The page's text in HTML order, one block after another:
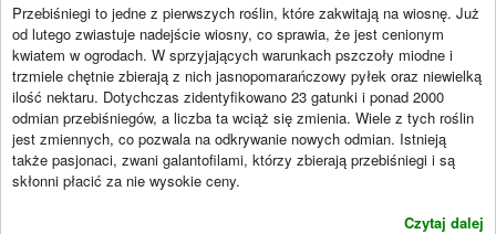
Przebiśniegi to jedne z pierwszych roślin, które zakwitają na wiosnę. Już
od lutego zwiastuje nadejście wiosny, co sprawia, że jest cenionym
kwiatem w ogrodach. W sprzyjających warunkach pszczoły miodne i
trzmiele chętnie zbierają z nich jasnopomarańczowy pyłek oraz niewielką
ilość nektaru. Dotychczas zidentyfikowano 23 gatunki i ponad 2000
odmian przebiśniegów, a liczba ta wciąż się zmienia. Wiele z tych roślin
jest zmiennych, co pozwala na odkrywanie nowych odmian. Istnieją
także pasjonaci, zwani galantofilami, którzy zbierają przebiśniegi i są
skłonni płacić za nie wysokie ceny.
Czytaj dalej